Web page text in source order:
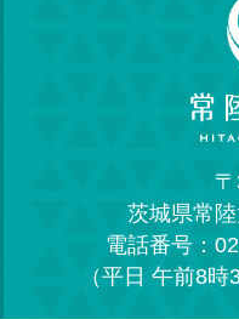
茨城県常
電話番号：
（平日 午前8時